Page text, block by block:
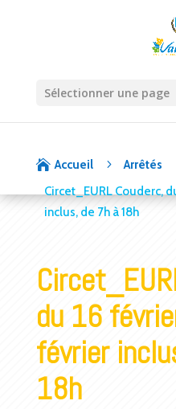
Sélectionner une page
 Accueil 5 Arrêtés
Circet_EURL Couderc,
inclus, de 7h à 18h
du 16
février
18h